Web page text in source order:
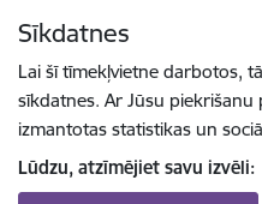
Sīkdatnes
Lai šī tīmekļvietne darbotos,
sīkdatnes. Ar Jūsu
izmantotas statistikas un
Lūdzu, atzīmējiet savu izvēli: